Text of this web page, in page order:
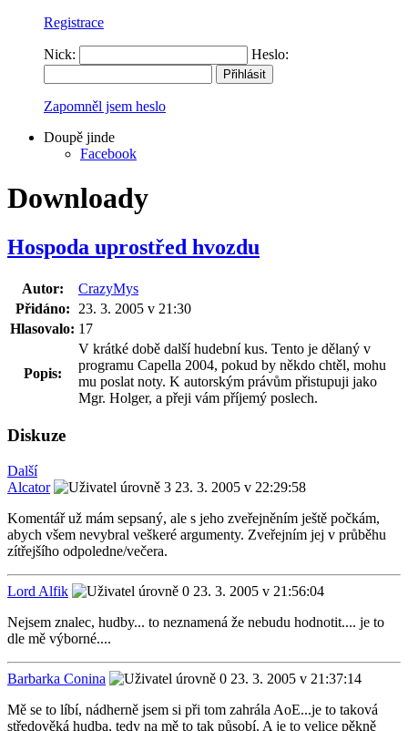
Registrace
Nick: Heslo:
Zapomněl jsem heslo
Doupě jinde
Facebook
Downloady
Hospoda uprostřed hvozdu
Autor:
CrazyMys
Přidáno:
23. 3. 2005 v 21:30
Hlasovalo: 17
Popis:
V krátké době další hudební kus. Tento je dělaný v
programu Capella 2004, pokud by někdo chtěl, mohu
mu poslat noty. K autorským právům přistupuji jako
Mgr. Holger, a přeji vám příjemý poslech.
Diskuze
Další
Alcator
23. 3. 2005 v 22:29:58
Komentář už mám sepsaný, ale s jeho zveřejněním ještě počkám,
abych všem nevybral veškeré argumenty. Zveřejním jej v průběhu
zítřejšího odpoledne/večera.
Lord Alfik
23. 3. 2005 v 21:56:04
Nejsem znalec, hudby... to neznamená že nebudu hodnotit.... je to
dle mě výborné....
Barbarka Conina
23. 3. 2005 v 21:37:14
Mě se to líbí, nádherně jsem si při tom zahrála AoE...je to taková
středověká hudba, tedy na mě to tak působí. A je to velice pěkně